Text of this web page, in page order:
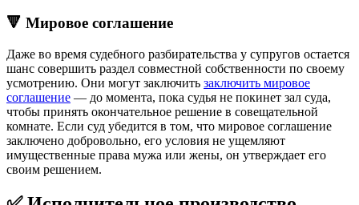
🔻 Мировое соглашение
Даже во время судебного разбирательства у супругов остается
шанс совершить раздел совместной собственности по своему
усмотрению. Они могут заключить заключить мировое
соглашение — до момента, пока судья не покинет зал суда,
чтобы принять окончательное решение в совещательной
комнате. Если суд убедится в том, что мировое соглашение
заключено добровольно, его условия не ущемляют
имущественные права мужа или жены, он утверждает его
своим решением.